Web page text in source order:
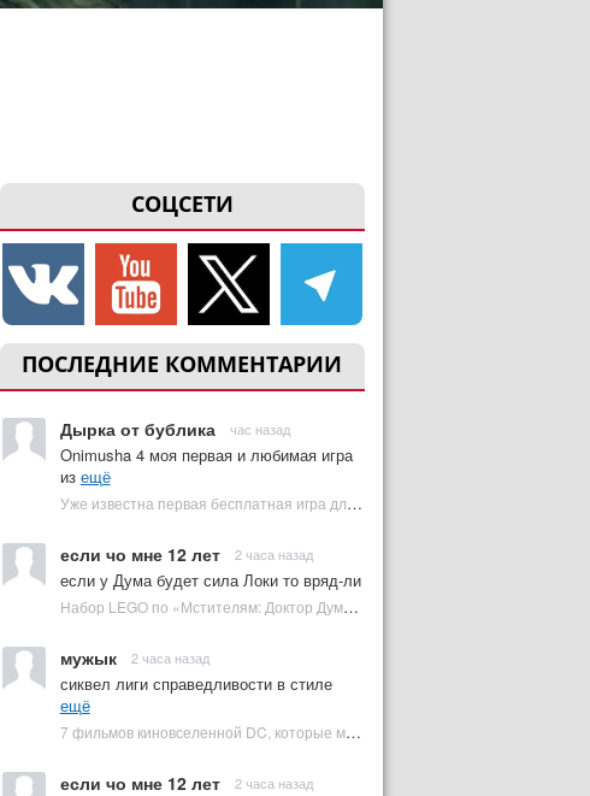
СОЦСЕТИ
ПОСЛЕДНИЕ КОММЕНТАРИИ
Дырка от бублика час назад
Onimusha 4 моя первая и любимая игра
из ещё
Уже известна первая бесплатная игра для PS Plus Premium за август 2026 | Plugged In Ru
если чо мне 12 лет 2 часа назад
если у Дума будет сила Локи то вряд-ли
Набор LEGO по «Мстителям: Доктор Дум» раскрыл костюм Часового | Plugged In Ru
мужык 2 часа назад
сиквел лиги справедливости в стиле
ещё
7 фильмов киновселенной DC, которые может снять Зак Снайдер | Plugged In Ru
если чо мне 12 лет 2 часа назад